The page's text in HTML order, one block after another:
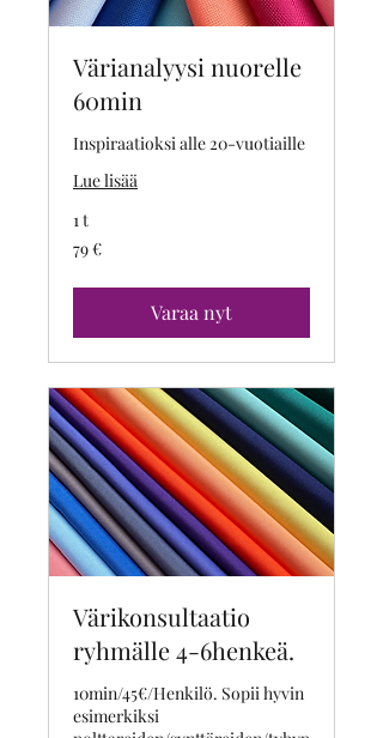
Värianalyysi nuorelle
60min
Inspiraatioksi alle 20-vuotiaille
Lue lisää
1 t
euroa
79 €
Varaa nyt
Värikonsultaatio
ryhmälle 4-6henkeä.
10min/45€/Henkilö. Sopii hyvin
esimerkiksi